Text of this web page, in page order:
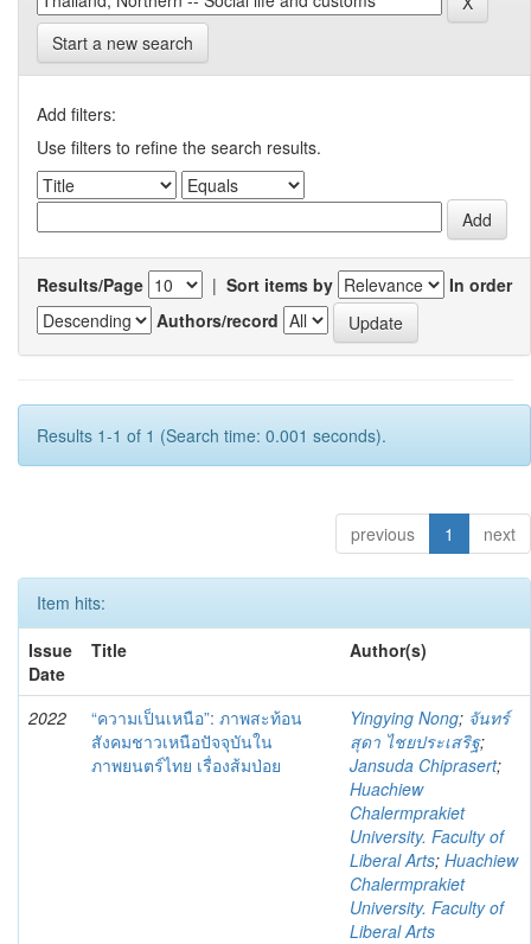
Start a new search
Add filters:
Use filters to refine the search results.
Results/Page | Sort items by
In order
Authors/record
Results 1-1 of 1 (Search time: 0.001 seconds).
previous 1 next
Item hits:
Issue
Date
Title Author(s)
2022
“ความเป็นเหนือ”: ภาพสะท้อน
สังคมชาวเหนือปัจจุบันใน
ภาพยนตร์ไทย เรื่องส้มป่อย
Yingying Nong; จันทร์
สุดา ไชยประเสริฐ;
Jansuda Chiprasert;
Huachiew
Chalermprakiet
University. Faculty of
Liberal Arts; Huachiew
Chalermprakiet
University. Faculty of
Liberal Arts